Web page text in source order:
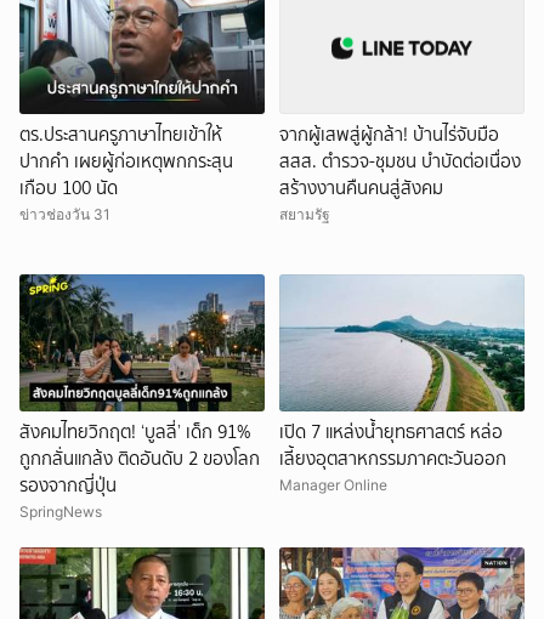
ตร.ประสานครูภาษาไทยเข้าให้
ปากคำ เผยผู้ก่อเหตุพกกระสุน
เกือบ 100 นัด
ข่าวช่องวัน 31
จากผู้เสพสู่ผู้กล้า! บ้านไร่จับมือ
สสส. ตำรวจ-ชุมชน บำบัดต่อเนื่อง
สร้างงานคืนคนสู่สังคม
สยามรัฐ
สังคมไทยวิกฤต! ‘บูลลี่’ เด็ก 91%
ถูกกลั่นแกล้ง ติดอันดับ 2 ของโลก
รองจากญี่ปุ่น
SpringNews
เปิด 7 แหล่งน้ำยุทธศาสตร์ หล่อ
เลี้ยงอุตสาหกรรมภาคตะวันออก
Manager Online